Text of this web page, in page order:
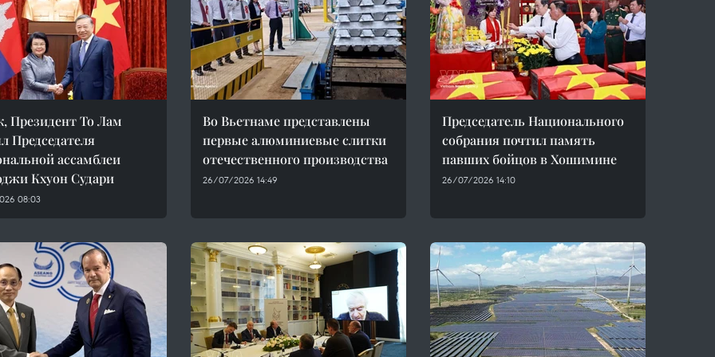
Президент То Лам
Председателя
ассамблеи
Кхуон Судари
08:03
Во Вьетнаме представлены
первые алюминиевые слитки
отечественного производства
26/07/2026 14:49
Председатель Национального
собрания почтил память
павших бойцов в Хошимине
26/07/2026 14:10